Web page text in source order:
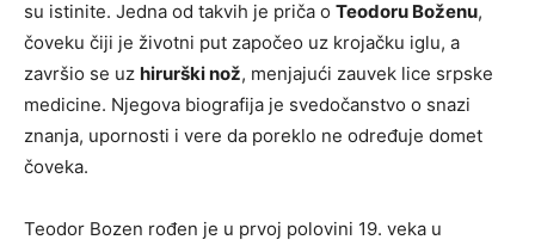
su istinite. Jedna od takvih je priča o Teodoru Boženu,
čoveku čiji je životni put započeo uz krojačku iglu, a
završio se uz hirurški nož, menjajući zauvek lice srpske
medicine. Njegova biografija je svedočanstvo o snazi
znanja, upornosti i vere da poreklo ne određuje domet
čoveka.
Teodor Bozen rođen je u prvoj polovini 19. veka u